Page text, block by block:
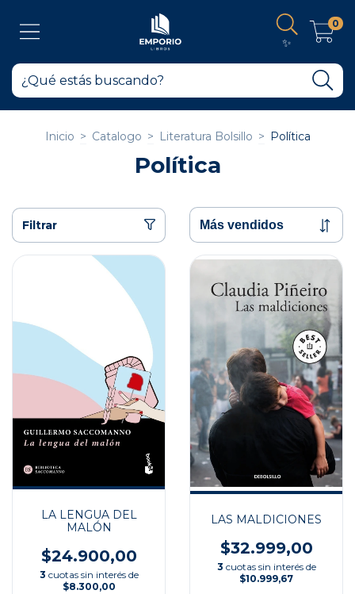
✨
0
Inicio > Catalogo > Literatura Bolsillo > Política
Política
Filtrar
LA LENGUA DEL
MALÓN
$24.900,00
3 cuotas sin interés de
$8.300,00
LAS MALDICIONES
$32.999,00
3 cuotas sin interés de
$10.999,67